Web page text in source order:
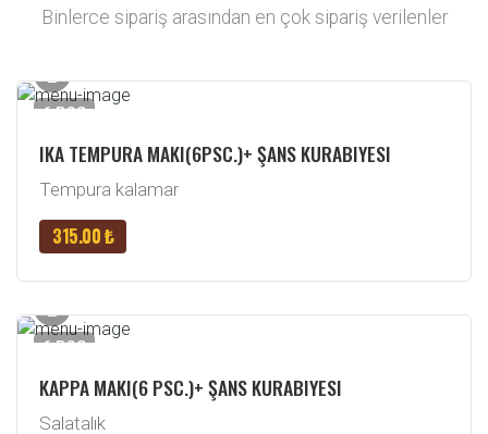
Binlerce sipariş arasından en çok sipariş verilenler
6 PCS
IKA TEMPURA MAKI(6PSC.)+ ŞANS KURABIYESI
Tempura kalamar
315.00 ₺
6 PCS
KAPPA MAKI(6 PSC.)+ ŞANS KURABIYESI
Salatalık